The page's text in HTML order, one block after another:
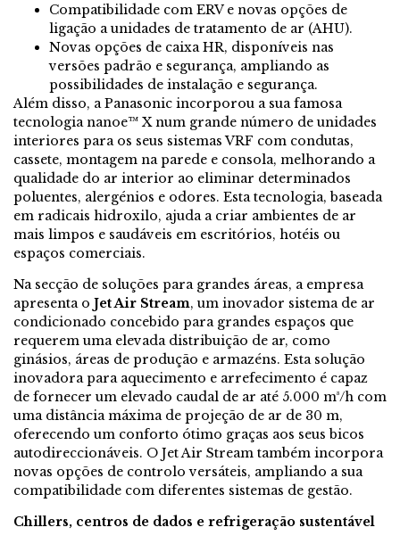
Compatibilidade com ERV e novas opções de
ligação a unidades de tratamento de ar (AHU).
Novas opções de caixa HR, disponíveis nas
versões padrão e segurança, ampliando as
possibilidades de instalação e segurança.
Além disso, a Panasonic incorporou a sua famosa
tecnologia nanoe™ X num grande número de unidades
interiores para os seus sistemas VRF com condutas,
cassete, montagem na parede e consola, melhorando a
qualidade do ar interior ao eliminar determinados
poluentes, alergénios e odores. Esta tecnologia, baseada
em radicais hidroxilo, ajuda a criar ambientes de ar
mais limpos e saudáveis em escritórios, hotéis ou
espaços comerciais.
Na secção de soluções para grandes áreas, a empresa
apresenta o Jet Air Stream, um inovador sistema de ar
condicionado concebido para grandes espaços que
requerem uma elevada distribuição de ar, como
ginásios, áreas de produção e armazéns. Esta solução
inovadora para aquecimento e arrefecimento é capaz
de fornecer um elevado caudal de ar até 5.000 m³/h com
uma distância máxima de projeção de ar de 30 m,
oferecendo um conforto ótimo graças aos seus bicos
autodireccionáveis. O Jet Air Stream também incorpora
novas opções de controlo versáteis, ampliando a sua
compatibilidade com diferentes sistemas de gestão.
Chillers, centros de dados e refrigeração sustentável